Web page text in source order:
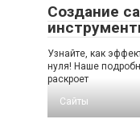
Создание
Узнайте, как
нуля! Наше
раскроет
Сайты